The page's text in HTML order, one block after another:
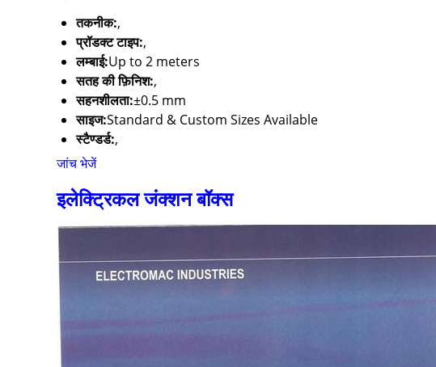
तकनीक:,
प्रॉडक्ट टाइप:,
लम्बाई:Up to 2 meters
सतह की फ़िनिश:,
सहनशीलता:±0.5 mm
साइज:Standard & Custom Sizes Available
स्टैण्डर्ड:,
जांच भेजें
इलेक्ट्रिकल जंक्शन बॉक्स